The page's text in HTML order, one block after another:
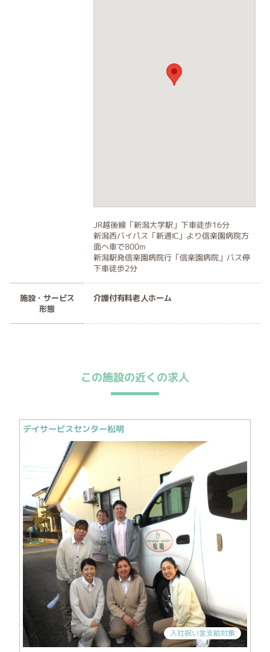
JR越後線「新潟大学駅」下車徒歩16分
新潟西バイパス「新通IC」より信楽園病院方
面へ車で800m
新潟駅発信楽園病院行「信楽園病院」バス停
下車徒歩2分
施設・サービス
形態
介護付有料老人ホーム
この施設の近くの求人
デイサービスセンター松明
入社祝い金支給対象